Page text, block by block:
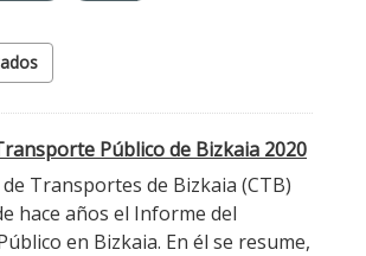
Público de Bizkaia 2020
Transportes de Bizkaia (CTB)
hace años el Informe del
en Bizkaia. En él se resume,